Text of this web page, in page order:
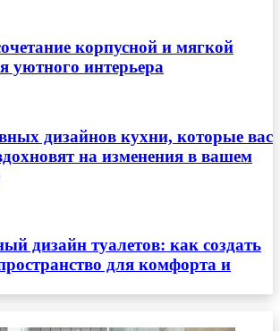
корпусной и мягкой
уютного интерьера
дизайнов кухни, которые вас
на изменения в вашем
дизайн туалетов: как создать
для комфорта и